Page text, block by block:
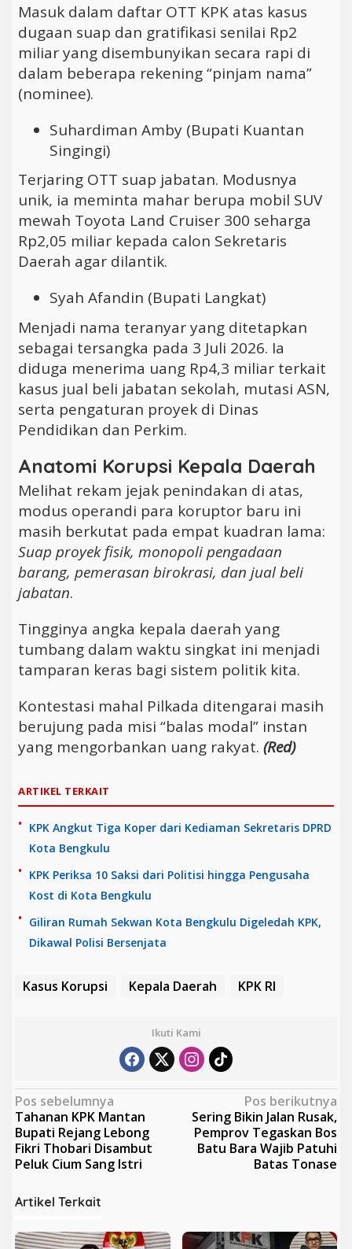
Masuk dalam daftar OTT KPK atas kasus
dugaan suap dan gratifikasi senilai Rp2
miliar yang disembunyikan secara rapi di
dalam beberapa rekening “pinjam nama”
(nominee).
Suhardiman Amby (Bupati Kuantan
Singingi)
Terjaring OTT suap jabatan. Modusnya
unik, ia meminta mahar berupa mobil SUV
mewah Toyota Land Cruiser 300 seharga
Rp2,05 miliar kepada calon Sekretaris
Daerah agar dilantik.
Syah Afandin (Bupati Langkat)
Menjadi nama teranyar yang ditetapkan
sebagai tersangka pada 3 Juli 2026. Ia
diduga menerima uang Rp4,3 miliar terkait
kasus jual beli jabatan sekolah, mutasi ASN,
serta pengaturan proyek di Dinas
Pendidikan dan Perkim.
Anatomi Korupsi Kepala Daerah
Melihat rekam jejak penindakan di atas,
modus operandi para koruptor baru ini
masih berkutat pada empat kuadran lama:
Suap proyek fisik, monopoli pengadaan
barang, pemerasan birokrasi, dan jual beli
jabatan.
Tingginya angka kepala daerah yang
tumbang dalam waktu singkat ini menjadi
tamparan keras bagi sistem politik kita.
Kontestasi mahal Pilkada ditengarai masih
berujung pada misi “balas modal” instan
yang mengorbankan uang rakyat. (Red)
ARTIKEL TERKAIT
KPK Angkut Tiga Koper dari Kediaman Sekretaris DPRD
Kota Bengkulu
KPK Periksa 10 Saksi dari Politisi hingga Pengusaha
Kost di Kota Bengkulu
Giliran Rumah Sekwan Kota Bengkulu Digeledah KPK,
Dikawal Polisi Bersenjata
Kasus Korupsi Kepala Daerah KPK RI
Ikuti Kami
N
a
v
i
g
a
s
Pos sebelumnya
Tahanan KPK Mantan
Bupati Rejang Lebong
Fikri Thobari Disambut
Peluk Cium Sang Istri
Pos berikutnya
Sering Bikin Jalan Rusak,
Pemprov Tegaskan Bos
Batu Bara Wajib Patuhi
Batas Tonase
Artikel Terkait